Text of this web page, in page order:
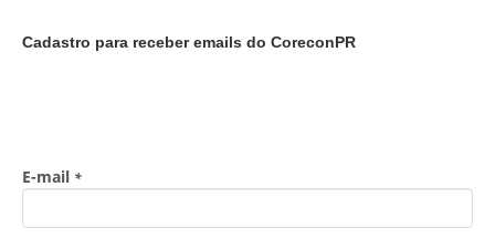
Cadastro para receber emails do CoreconPR